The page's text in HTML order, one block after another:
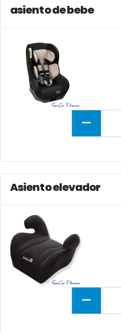
asiento de bebe
Asiento elevador